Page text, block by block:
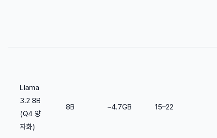
Llama
3.2 8B
(Q4 양
자화)
8B ~4.7GB 15–22